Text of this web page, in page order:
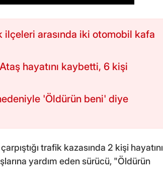
ilçeleri arasında iki otomobil kafa
hayatını kaybetti, 6 kişi
'Öldürün beni' diye
trafik kazasında 2 kişi hayatını
yardım eden sürücü, "Öldürün